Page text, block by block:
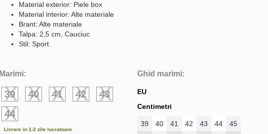
Material exterior: Piele box
Material interior: Alte materiale
Brant: Alte materiale
Talpa: 2,5 cm, Cauciuc
Stil: Sport
Marimi:
39 40 41 42
43
44
Livrare in 1-2 zile lucratoare
Ghid marimi:
EU
Centimetri
39 40 41 42 43 44
45